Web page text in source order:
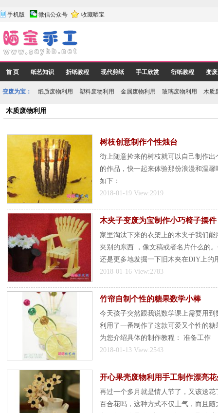
手机版 微信公众号 收藏晒宝
首 页 纸艺知识 折纸教程 现代剪纸 手工欣赏 衍纸教程 变
变废为宝： 纸质废物利用 塑料废物利用 金属废物利用 玻璃废物利用 木质
木质废物利用
树枝创意制作个性烛台
街上随意捡来的树枝就可以自己制作
的作品，快一起来体验那份浪漫和温
如下：
2018-01-19 View:2919
木夹子变废为宝制作小巧椅子摆件
家里淘汰下来的衣架上的木夹子我们
夹别的东西 ，像文稿或者名片什么的
还是更多地发掘一下旧木夹在DIY上的
2018-01-16 View:2783
竹帘自制个性的糖果数学小棒
今天孩子突然跟我说数学课上需要用
利用了一番制作了这款可爱又个性的
为您介绍具体的制作教程： 准备工作
2018-01-13 View:2543
开心果壳废物利用手工制作漂亮花
再过一个多月就是情人节了，又该送
百合花吗，这种方式不仅土气，而且